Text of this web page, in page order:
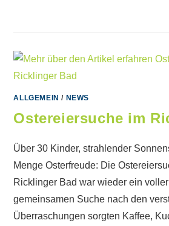
ALLGEMEIN / NEWS
Ostereiersuche im
Über 30 Kinder, strahlender
Menge Osterfreude: Die
Ricklinger Bad war wieder ein
gemeinsamen Suche nach den
Überraschungen sorgten Kaffee,